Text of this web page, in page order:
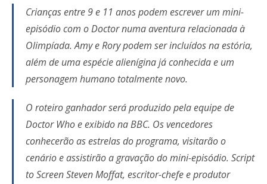
Crianças entre 9 e 11 anos podem escrever um mini-
episódio com o Doctor numa aventura relacionada à
Olimpíada. Amy e Rory podem ser incluídos na estória,
além de uma espécie alienígina já conhecida e um
personagem humano totalmente novo.
O roteiro ganhador será produzido pela equipe de
Doctor Who e exibido na BBC. Os vencedores
conhecerão as estrelas do programa, visitarão o
cenário e assistirão a gravação do mini-episódio. Script
to Screen Steven Moffat, escritor-chefe e produtor